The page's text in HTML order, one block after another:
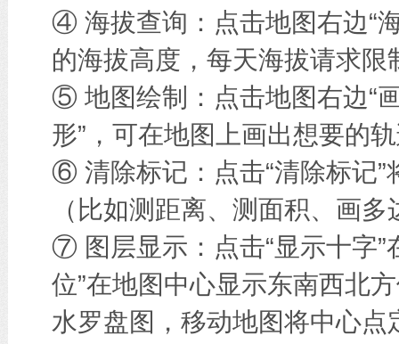
④ 海拔查询：点击地图右边“
的海拔高度，每天海拔请求
⑤ 地图绘制：点击地图右边“画
形”，可在地图上画出想要的
⑥ 清除标记：点击“清除标记
（比如测距离、测面积、画多
⑦ 图层显示：点击“显示十字”
位”在地图中心显示东南西北
水罗盘图，移动地图将中心